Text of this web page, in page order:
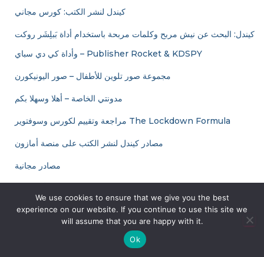
كيندل لنشر الكتب: كورس مجاني
كيندل: البحث عن نيش مربح وكلمات مربحة باستخدام أداة بَبلِشَر روكت
وأداة كي دي سباي – Publisher Rocket & KDSPY
مجموعة صور تلوين للأطفال – صور اليونيكورن
مدونتي الخاصة – أهلا وسهلا بكم
مراجعة وتقييم لكورس وسوفتوير The Lockdown Formula
مصادر كيندل لنشر الكتب على منصة أمازون
مصادر مجانية
نماذج الذكاء الاصطناعي التي أوصي بها
We use cookies to ensure that we give you the best
experience on our website. If you continue to use this site we
will assume that you are happy with it.
Ok